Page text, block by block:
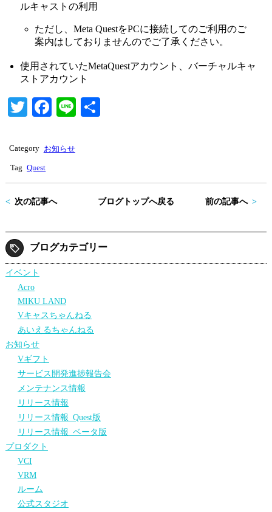
ルキャストの利用
ただし、Meta QuestをPCに接続してのご利用のご
案内はしておりませんのでご了承ください。
使用されていたMetaQuestアカウント、バーチャルキャ
ストアカウント
T
tte
r
Fa
bo
Li
Category お知らせ
Tag Quest
次の記事へ ブログトップへ戻る 前の記事へ
ブログカテゴリー
イベント
Acro
MIKU LAND
Vキャスちゃんねる
あいえるちゃんねる
お知らせ
Vギフト
サービス開発進捗報告会
メンテナンス情報
リリース情報
リリース情報_Quest版
リリース情報_ベータ版
プロダクト
VCI
VRM
ルーム
公式スタジオ